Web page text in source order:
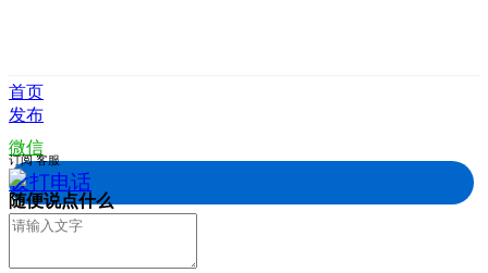
首页
发布
微信
拨打电话
订阅 客服
随便说点什么